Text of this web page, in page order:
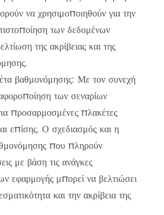
να χρησιμοποιηθούν για την
των δεδομένων
της ακρίβειας και της
βαθμονόμησης: Με τον συνεχή
των σεναρίων
προσαρμοσμένες πλακέτες
επίσης. Ο σχεδιασμός και η
που πληρούν
με βάση τις ανάγκες
εφαρμογής μπορεί να βελτιώσει
και την ακρίβεια της